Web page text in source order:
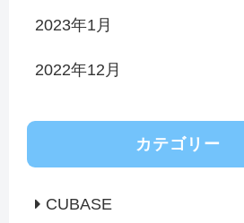
2023年1月
2022年12月
カテゴリー
CUBASE